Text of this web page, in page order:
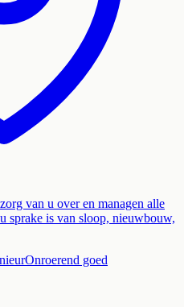
van u over en managen alle
sprake is van sloop, nieuwbouw,
Onroerend goed